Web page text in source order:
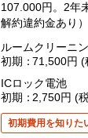
107.000円。2年
解約違約金あり）
ルームクリーニ
初期
71,500円
ICロック電池
初期
2,750円
初期費用を知りた